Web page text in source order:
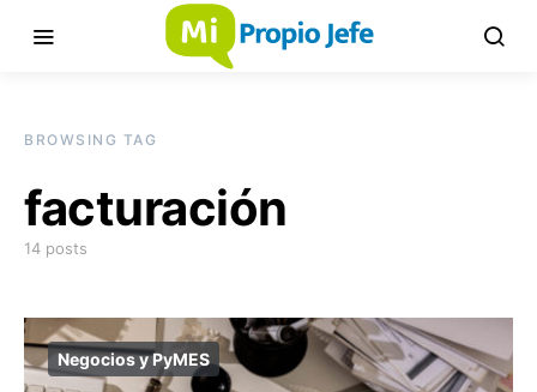
BROWSING TAG
facturación
14 posts
Negocios y PyMES